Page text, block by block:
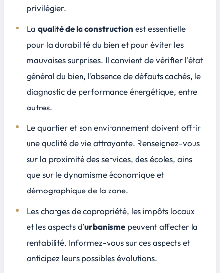
privilégier.
Laqualité de la construction est essentielle
pour la durabilité du bien et pour éviter les
mauvaises surprises. Il convient de vérifier l'état
général du bien, l’absence de défauts cachés, le
diagnostic de performance énergétique, entre
autres.
Lequartier et son environnementdoivent offrir
une qualité de vie attrayante. Renseignez-vous
sur la proximité des services, des écoles, ainsi
que sur le dynamisme économique et
démographique de la zone.
Les charges de copropriété, les impôts locaux
et les aspects d’urbanisme peuvent affecter la
rentabilité. Informez-vous sur ces aspects et
anticipez leurs possibles évolutions.